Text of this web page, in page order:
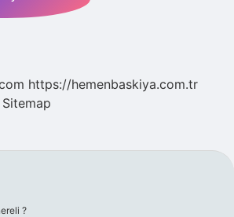
https://hemenbaskiya.com.tr
Sitemap
?